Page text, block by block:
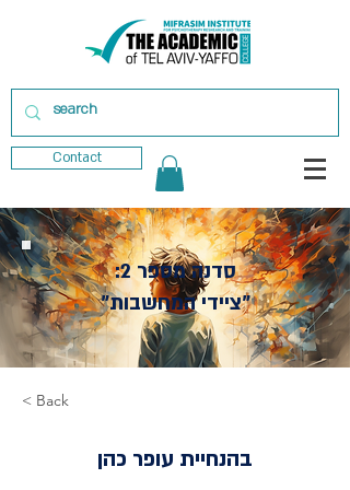
Contact
סדנה מספר 2:
"ציידי המחשבות"
< Back
בהנחיית עופר כהן